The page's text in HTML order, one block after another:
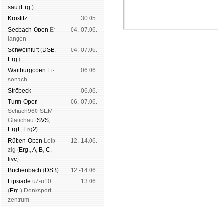
sau (Erg.)
Kros­titz
30.05.
See­bach-Open Er­
lan­gen
04.-07.06.
Schwein­furt(DSB,
Erg.)
04.-07.06.
Wart­burg­open Ei­
se­nach
06.06.
Strö­beck
06.06.
Turm-Open
Schach960-SEM
Glau­chau (SVS,
Erg1, Erg2)
06.-07.06.
Rüben-Open Leip­
zig (Erg.,A, B, C,
live)
12.-14.06.
Büchen­bach (DSB)
12.-14.06.
Lipsiade u7-u10
(Erg.) Denk­sport­
zen­trum
13.06.